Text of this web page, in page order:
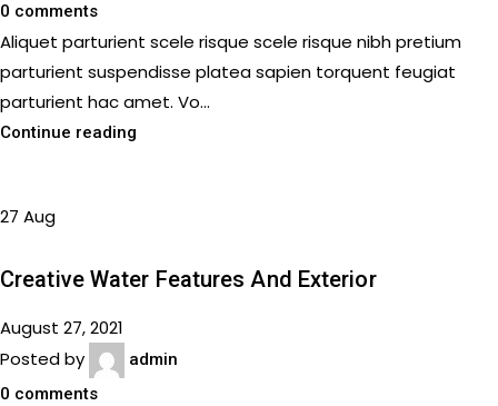
0 comments
Aliquet parturient scele risque scele risque nibh pretium
parturient suspendisse platea sapien torquent feugiat
parturient hac amet. Vo...
Continue reading
27 Aug
Creative Water Features And Exterior
August 27, 2021
Posted by
admin
0 comments